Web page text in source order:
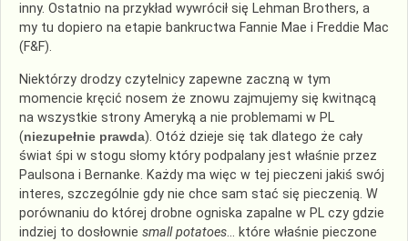
inny. Ostatnio na przykład wywrócił się Lehman Brothers, a
my tu dopiero na etapie bankructwa Fannie Mae i Freddie Mac
(F&F).
Niektórzy drodzy czytelnicy zapewne zaczną w tym
momencie kręcić nosem że znowu zajmujemy się kwitnącą
na wszystkie strony Ameryką a nie problemami w PL
(niezupełnie prawda). Otóż dzieje się tak dlatego że cały
świat śpi w stogu słomy który podpalany jest właśnie przez
Paulsona i Bernanke. Każdy ma więc w tej pieczeni jakiś swój
interes, szczególnie gdy nie chce sam stać się pieczenią. W
porównaniu do której drobne ogniska zapalne w PL czy gdzie
indziej to dosłownie smallpotatoes… które właśnie pieczone